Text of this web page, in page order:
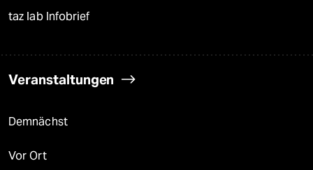
taz lab Infobrief
Veranstaltungen
Demnächst
Vor Ort